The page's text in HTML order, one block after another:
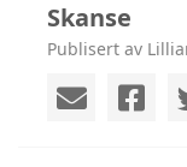
Skanse
Publisert av